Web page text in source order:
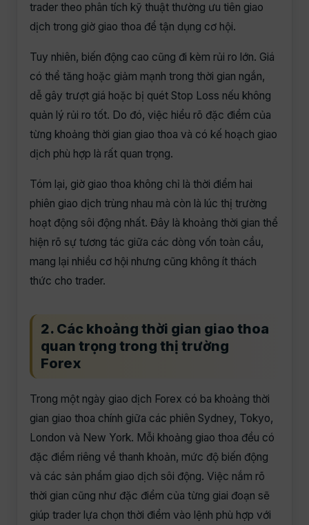
trader theo phân tích kỹ thuật thường ưu tiên giao
dịch trong giờ giao thoa để tận dụng cơ hội.
Tuy nhiên, biến động cao cũng đi kèm rủi ro lớn. Giá
có thể tăng hoặc giảm mạnh trong thời gian ngắn,
dễ gây trượt giá hoặc bị quét Stop Loss nếu không
quản lý rủi ro tốt. Do đó, việc hiểu rõ đặc điểm của
từng khoảng thời gian giao thoa và có kế hoạch giao
dịch phù hợp là rất quan trọng.
Tóm lại, giờ giao thoa không chỉ là thời điểm hai
phiên giao dịch trùng nhau mà còn là lúc thị trường
hoạt động sôi động nhất. Đây là khoảng thời gian thể
hiện rõ sự tương tác giữa các dòng vốn toàn cầu,
mang lại nhiều cơ hội nhưng cũng không ít thách
thức cho trader.
2. Các khoảng thời gian giao thoa
quan trọng trong thị trường
Forex
Trong một ngày giao dịch Forex có ba khoảng thời
gian giao thoa chính giữa các phiên Sydney, Tokyo,
London và New York. Mỗi khoảng giao thoa đều có
đặc điểm riêng về thanh khoản, mức độ biến động
và các sản phẩm giao dịch sôi động. Việc nắm rõ
thời gian cũng như đặc điểm của từng giai đoạn sẽ
giúp trader lựa chọn thời điểm vào lệnh phù hợp với